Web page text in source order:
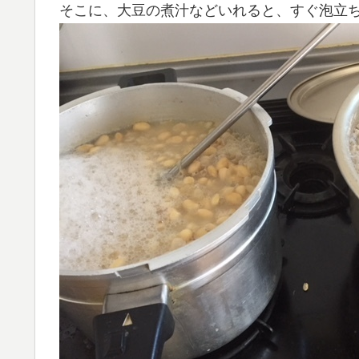
そこに、大豆の煮汁などいれると、すぐ泡立